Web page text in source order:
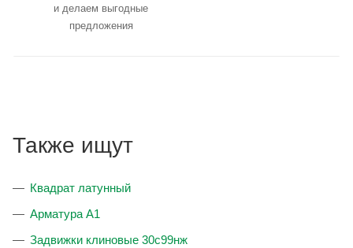
и делаем выгодные
предложения
Также ищут
Квадрат латунный
Арматура А1
Задвижки клиновые 30с99нж